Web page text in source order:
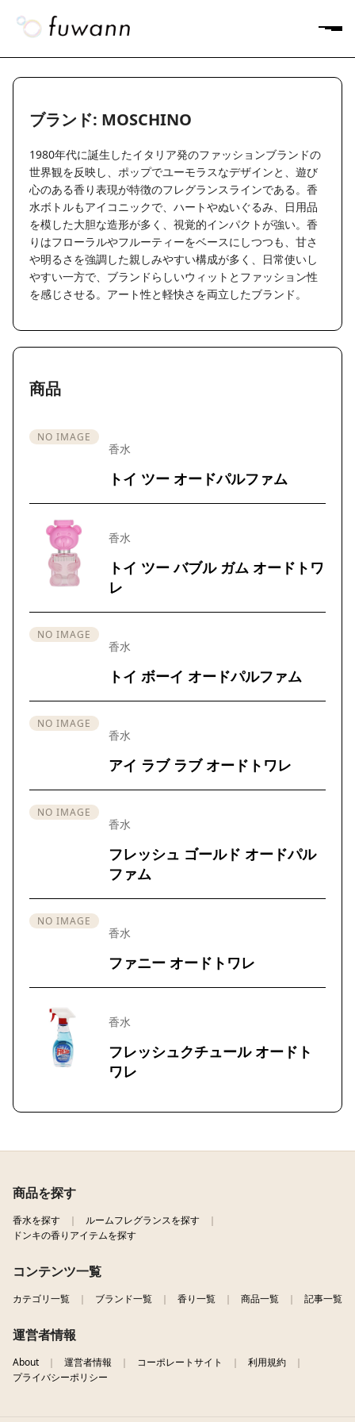
ブランド: MOSCHINO
1980年代に誕生したイタリア発のファッションブランドの
世界観を反映し、ポップでユーモラスなデザインと、遊び
心のある香り表現が特徴のフレグランスラインである。香
水ボトルもアイコニックで、ハートやぬいぐるみ、日用品
を模した大胆な造形が多く、視覚的インパクトが強い。香
りはフローラルやフルーティーをベースにしつつも、甘さ
や明るさを強調した親しみやすい構成が多く、日常使いし
やすい一方で、ブランドらしいウィットとファッション性
を感じさせる。アート性と軽快さを両立したブランド。
商品
NO IMAGE
香水
トイ ツー オードパルファム
香水
トイ ツー バブル ガム オードトワ
レ
NO IMAGE
香水
トイ ボーイ オードパルファム
NO IMAGE
香水
アイ ラブ ラブ オードトワレ
NO IMAGE
香水
フレッシュ ゴールド オードパル
ファム
NO IMAGE
香水
ファニー オードトワレ
香水
フレッシュクチュール オードト
ワレ
商品を探す
香水を探す
ルームフレグランスを探す
ドンキの香りアイテムを探す
コンテンツ一覧
カテゴリ一覧 ブランド一覧 香り一覧 商品一覧 記事一覧
運営者情報
About 運営者情報 コーポレートサイト
利用規約
プライバシーポリシー